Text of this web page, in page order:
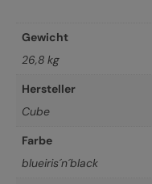
Gewicht
26,8 kg
Hersteller
Cube
Farbe
blueiris´n´black